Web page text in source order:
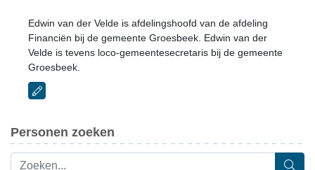
Edwin van der Velde is afdelingshoofd van de afdeling
Financiën bij de gemeente Groesbeek. Edwin van der
Velde is tevens loco-gemeentesecretaris bij de gemeente
Groesbeek.
Personen zoeken